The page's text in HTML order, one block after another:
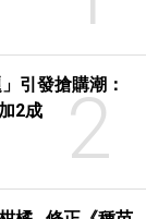
2
引發搶購潮：
2成